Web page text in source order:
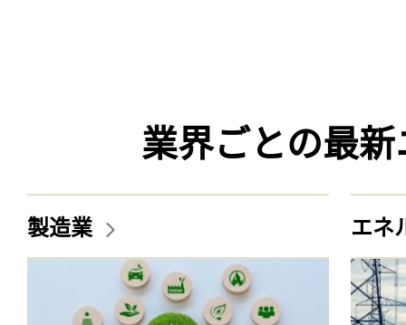
業界ごとの最
製造業 エネ